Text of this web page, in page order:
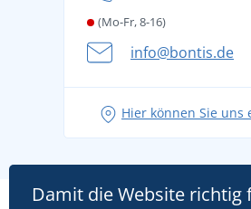
(Mo-Fr, 8-16)
info@bontis.de
Hier können Sie uns
Damit die Website